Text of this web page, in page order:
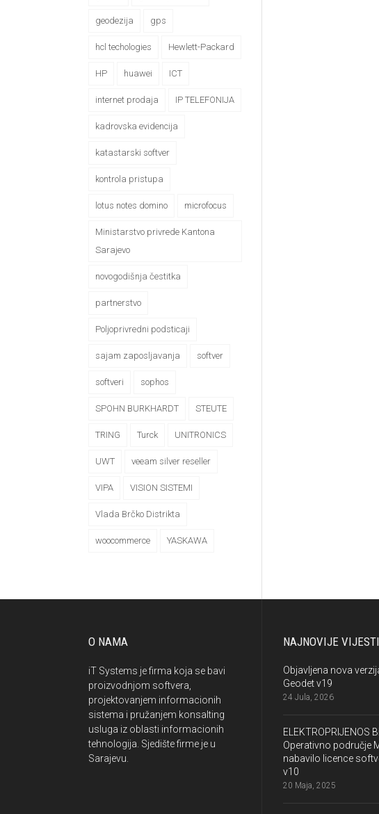
geodezija gps
hcl techologies Hewlett-Packard
HP huawei ICT
internet prodaja IP TELEFONIJA
kadrovska evidencija
katastarski softver
kontrola pristupa
lotus notes domino microfocus
Ministarstvo privrede Kantona
Sarajevo
novogodišnja čestitka
partnerstvo
Poljoprivredni podsticaji
sajam zaposljavanja softver
softveri sophos
SPOHN BURKHARDT STEUTE
TRING Turck UNITRONICS
UWT veeam silver reseller
VIPA VISION SISTEMI
Vlada Brčko Distrikta
woocommerce YASKAWA
O NAMA
iT Systems je firma koja se bavi
proizvodnjom softvera,
projektovanjem informacionih
sistema i pružanjem konsalting
usluga iz oblasti informacionih
tehnologija. Sjedište firme je u
Sarajevu.
NAJNOVIJE VIJESTI
Objavljena nova
Geodet v19
24 Jula, 2026
ELEKTROPRIJENOS
Operativno područje
nabavilo licence
v10
20 Maja, 2025